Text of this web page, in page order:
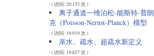
- ( 访问: 20,152 次 )
离子通道一维泊松-能斯特-普朗
克（Poisson-Nernst-Planck）模型
- ( 访问: 19,919 次 )
亲水、疏水、超疏水新定义
- ( 访问: 19,827 次 )